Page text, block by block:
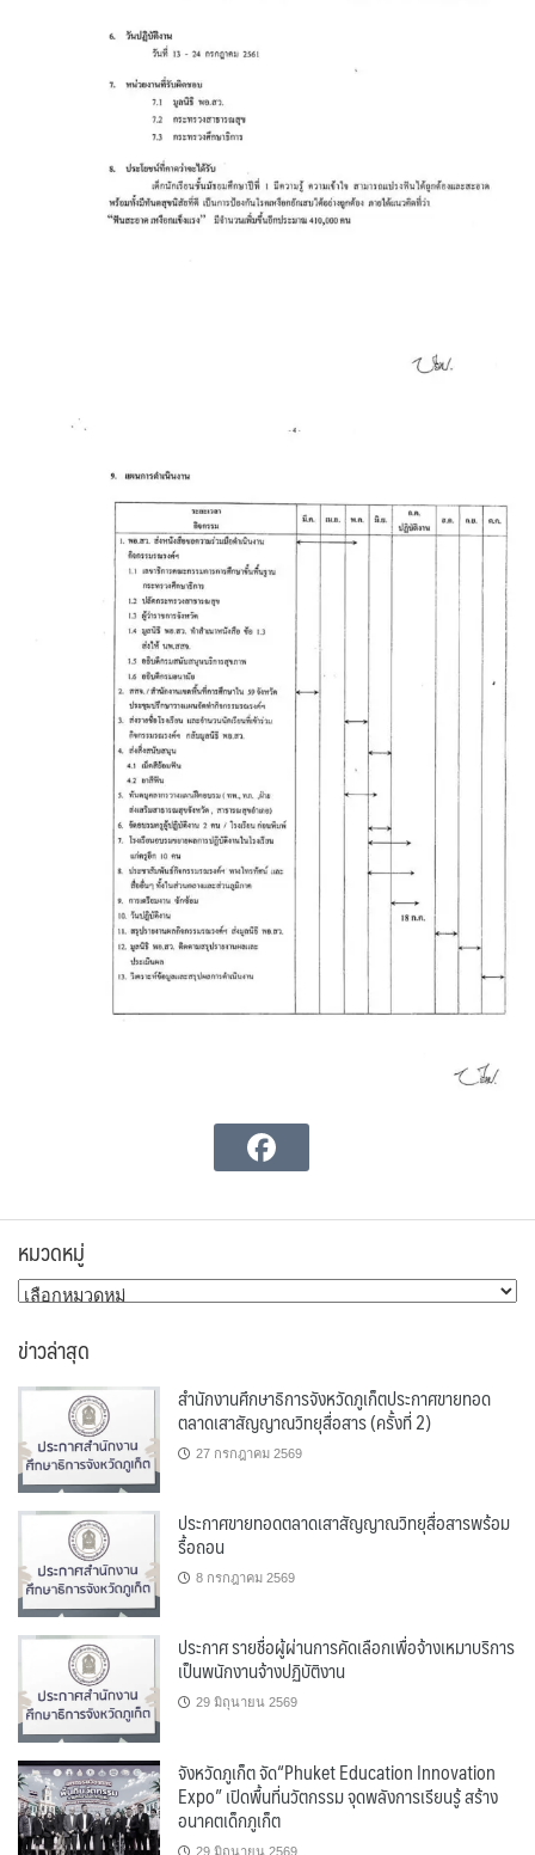
หมวดหมู่
หมวด
ข่าวล่าสุด
สำนักงานศึกษาธิการจังหวัดภูเก็ตประกาศขายทอด
ตลาดเสาสัญญาณวิทยุสื่อสาร (ครั้งที่ 2)
27 กรกฎาคม 2569
ประกาศขายทอดตลาดเสาสัญญาณวิทยุสื่อสารพร้อม
รื้อถอน
8 กรกฎาคม 2569
ประกาศ รายชื่อผู้ผ่านการคัดเลือกเพื่อจ้างเหมาบริการ
เป็นพนักงานจ้างปฏิบัติงาน
29 มิถุนายน 2569
จังหวัดภูเก็ต จัด“Phuket Education Innovation
Expo” เปิดพื้นที่นวัตกรรม จุดพลังการเรียนรู้ สร้าง
อนาคตเด็กภูเก็ต
29 มิถุนายน 2569